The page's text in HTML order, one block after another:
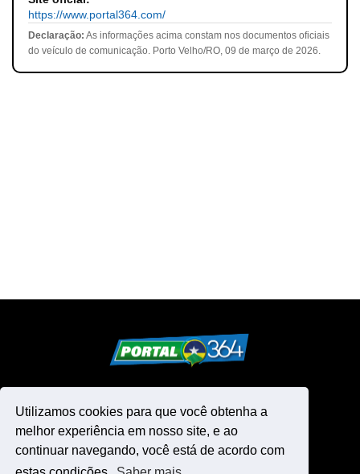
Utilizamos cookies para que você obtenha a
melhor experiência em nosso site, e ao
continuar navegando, você está de acordo com
https://www.portal364.com/
Declaração: As informações acima constam nos documentos oficiais
do veículo de comunicação. Porto Velho/RO, 09 de março de 2026.